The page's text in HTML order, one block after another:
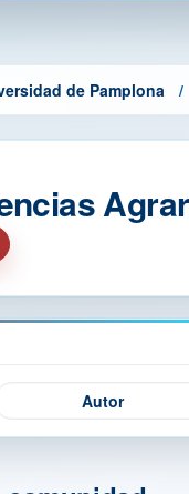
de Pamplona